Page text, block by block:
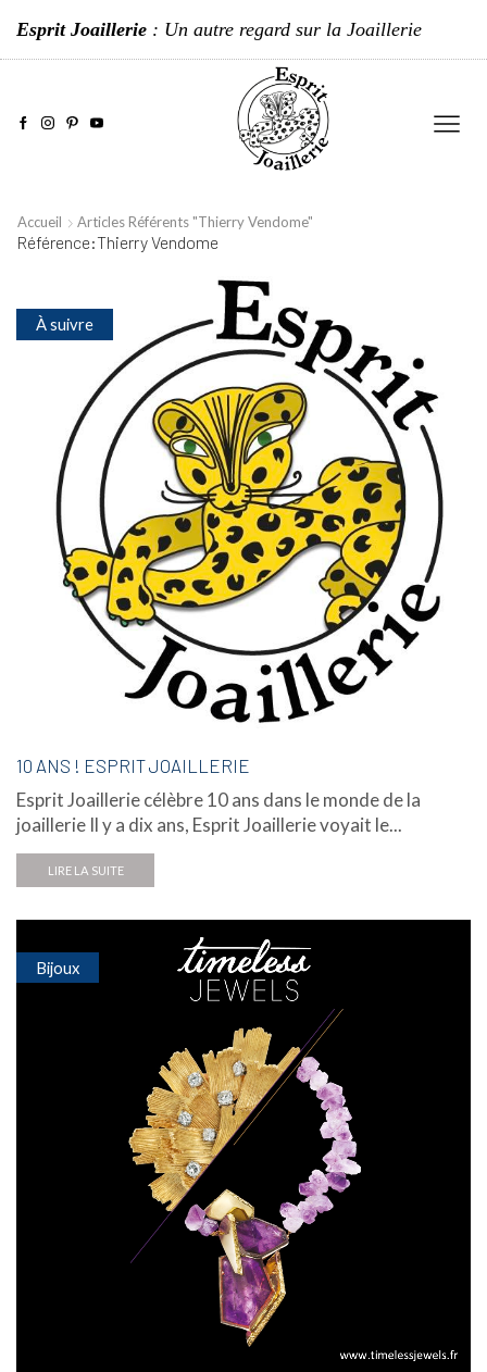
Esprit Joaillerie : Un autre regard sur la Joaillerie
Accueil Articles Référents "Thierry Vendome"
Référence:Thierry Vendome
À suivre
10 ANS ! ESPRIT JOAILLERIE
Esprit Joaillerie célèbre 10 ans dans le monde de la
joaillerie Il y a dix ans, Esprit Joaillerie voyait le...
LIRE LA SUITE
Bijoux